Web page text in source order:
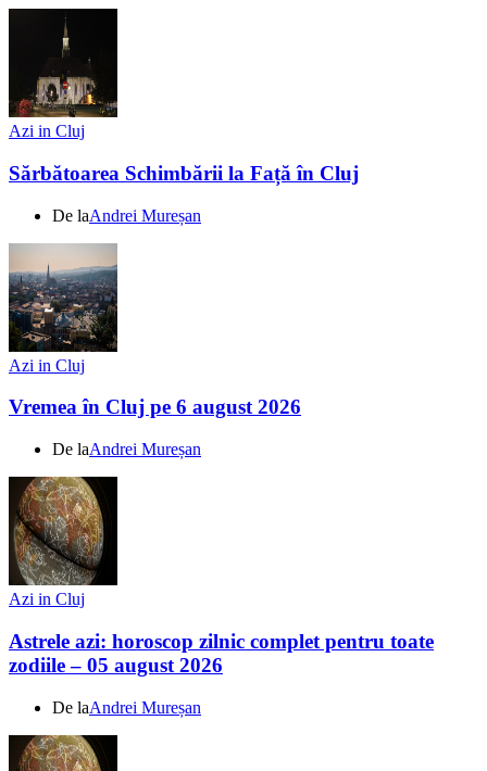
Azi in Cluj
Sărbătoarea Schimbării la Față în Cluj
De laAndrei Mureșan
Azi in Cluj
Vremea în Cluj pe 6 august 2026
De laAndrei Mureșan
Azi in Cluj
Astrele azi: horoscop zilnic complet pentru toate
zodiile – 05 august 2026
De laAndrei Mureșan